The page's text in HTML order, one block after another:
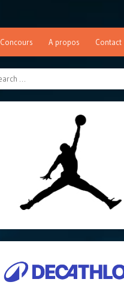
Concours A propos Contact